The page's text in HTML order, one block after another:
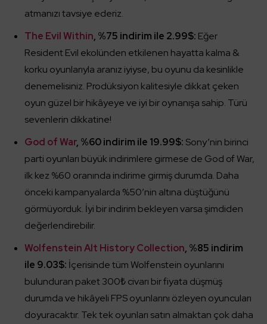
atmanızı tavsiye ederiz.
The Evil Within, %75 indirim ile 2.99$: Eğer
Resident Evil ekolünden etkilenen hayatta kalma &
korku oyunlarıyla aranız iyiyse, bu oyunu da kesinlikle
denemelisiniz. Prodüksiyon kalitesiyle dikkat çeken
oyun güzel bir hikâyeye ve iyi bir oynanışa sahip. Türü
sevenlerin dikkatine!
God of War, %60 indirim ile 19.99$: Sony’nin birinci
parti oyunları büyük indirimlere girmese de God of War,
ilk kez %60 oranında indirime girmiş durumda. Daha
önceki kampanyalarda %50’nin altına düştüğünü
görmüyorduk. İyi bir indirim bekleyen varsa şimdiden
değerlendirebilir.
Wolfenstein Alt History Collection, %85 indirim
ile 9.03$: İçerisinde tüm Wolfenstein oyunlarını
bulunduran paket 300₺ civarı bir fiyata düşmüş
durumda ve hikâyeli FPS oyunlarını özleyen oyuncuları
doyuracaktır. Tek tek oyunları satın almaktan çok daha